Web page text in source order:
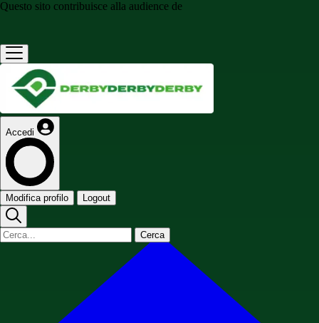
Questo sito contribuisce alla audience de
Accedi
Modifica profilo Logout
Cerca